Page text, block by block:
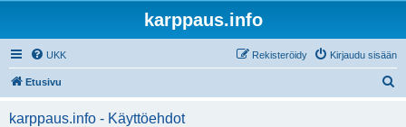
karppaus.info
UKK Kirjaudu sisään
Rekisteröidy
Etusivu
karppaus.info - Käyttöehdot